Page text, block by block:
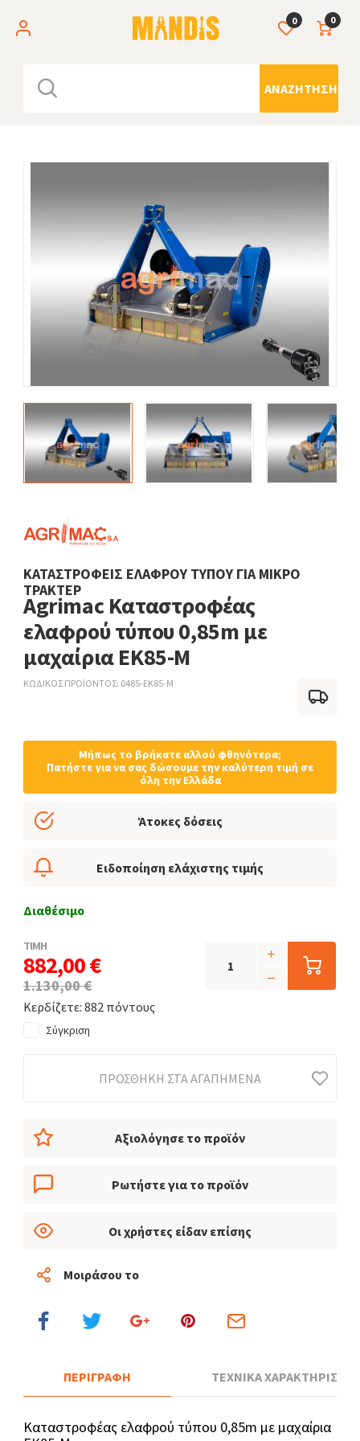
0
ΑΝΑΖΉΤΗΣΗ
0
Αξιολόγησε το προϊόν
Ρωτήστε για το προϊόν
Οι χρήστες είδαν επίσης
Μοιράσου το
ΚΑΤΑΣΤΡΟΦΕΊΣ ΕΛΑΦΡΟΎ ΤΎΠΟΥ ΓΙΑ ΜΙΚΡΌ
ΤΡΑΚΤΈΡ
Agrimac Καταστροφέας
ελαφρού τύπου 0,85m με
μαχαίρια EK85-M
ΚΩΔΙΚΟΣ ΠΡΟΪΟΝΤΟΣ 0485-EK85-M
ΤΙΜΗ
882,00 €
1.130,00 €
Κερδίζετε: 882 πόντους
Μήπως το βρήκατε αλλού φθηνότερα;
Πατήστε για να σας δώσουμε την καλύτερη τιμή σε
όλη την Ελλάδα
Άτοκες δόσεις
Ειδοποίηση ελάχιστης τιμής
Διαθέσιμο
Σύγκριση
ΠΡΟΣΘΉΚΗ ΣΤΑ ΑΓΑΠΗΜΈΝΑ
ΠΕΡΙΓΡΑΦΗ ΤΕΧΝΙΚΑ
Καταστροφέας ελαφρού τύπου 0,85m με μαχαίρια